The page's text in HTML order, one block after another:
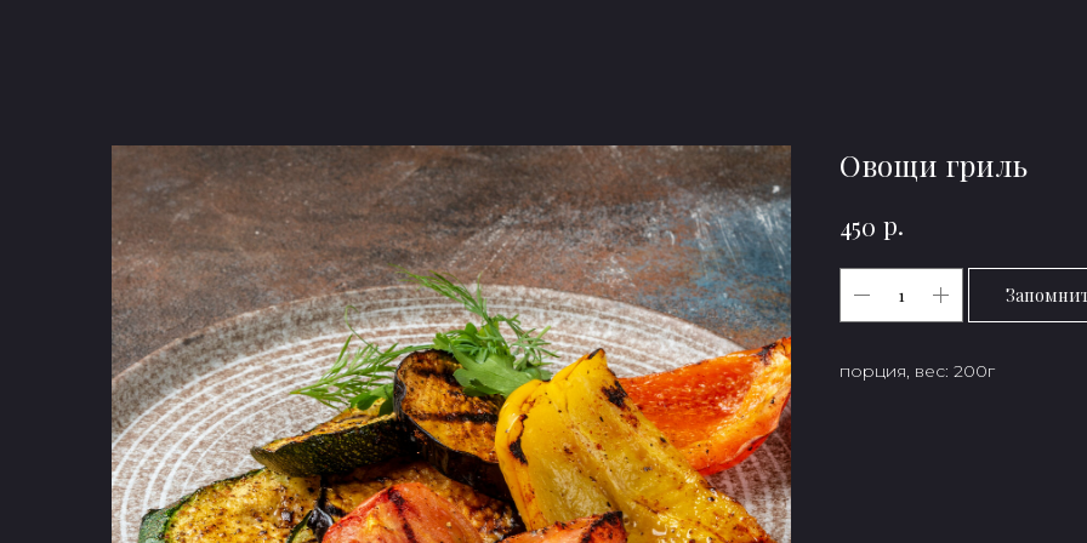
Овощи гриль
450 р.
порция, вес: 200г